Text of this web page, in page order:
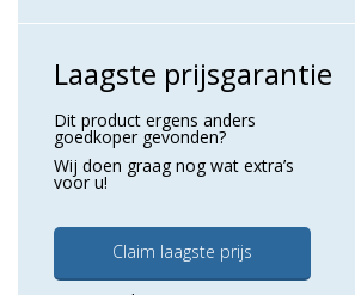
Laagste prijsgarantie
Dit product ergens anders
goedkoper gevonden?
Wij doen graag nog wat extra’s
voor u!
Claim laagste prijs